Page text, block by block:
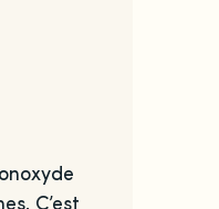
C’est